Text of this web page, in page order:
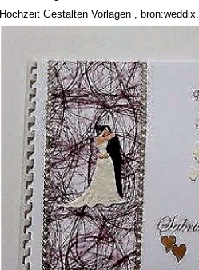
Hochzeit Gestalten Vorlagen ,